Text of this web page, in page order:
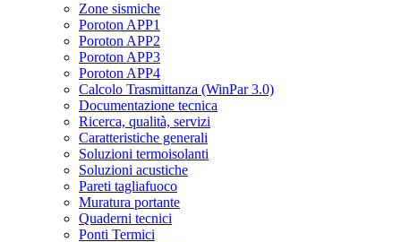
Zone sismiche
Poroton APP1
Poroton APP2
Poroton APP3
Poroton APP4
Calcolo Trasmittanza (WinPar 3.0)
Documentazione tecnica
Ricerca, qualità, servizi
Caratteristiche generali
Soluzioni termoisolanti
Soluzioni acustiche
Pareti tagliafuoco
Muratura portante
Quaderni tecnici
Ponti Termici